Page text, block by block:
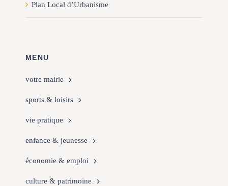
Plan Local d’Urbanisme
MENU
votre mairie
sports & loisirs
vie pratique
enfance & jeunesse
économie & emploi
culture & patrimoine